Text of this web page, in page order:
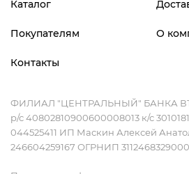
Каталог
Покупателям О
Контакты
ФИЛИАЛ "ЦЕНТРАЛЬНЫЙ" БАНКА
р/с 40802810900600008013 к/с
044525411 ИП Маскин Алексей
246604259167 ОГРНИП